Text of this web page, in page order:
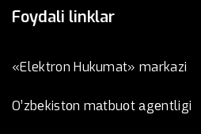
Foydali linklar
«Elektron Hukumat» markazi
O’zbеkistоn mаtbuоt аgеntligi